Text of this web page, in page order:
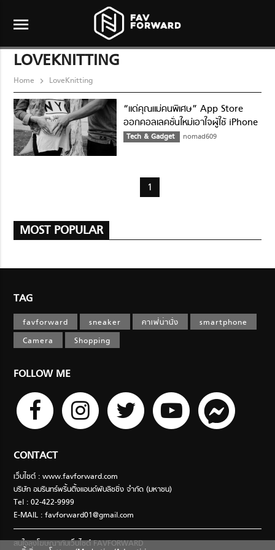
menu
LOVEKNITTING
Home LoveKnitting
“แด่คุณแม่คนพิเศษ” App Store
ออกคอลเลคชั่นใหม่เอาใจผู้ใช้ iPhone
ในวันแม่
Tech & Gadget nomad609
1
MOST POPULAR
TAG
favforward sneaker คาเฟ่น่านั่ง
smartphone
Camera
Shopping
FOLLOW ME
CONTACT
เว็บไซต์ : www.favforward.com
บริษัท อมรินทร์พริ้นติ้งแอนด์พับลิชชิ่ง จำกัด (มหาชน)
Tel : 02-422-9999
E-MAIL :favforward01@gmail.com
สนใจลงโฆษณากับเว็บไซต์ FAVFORWARD